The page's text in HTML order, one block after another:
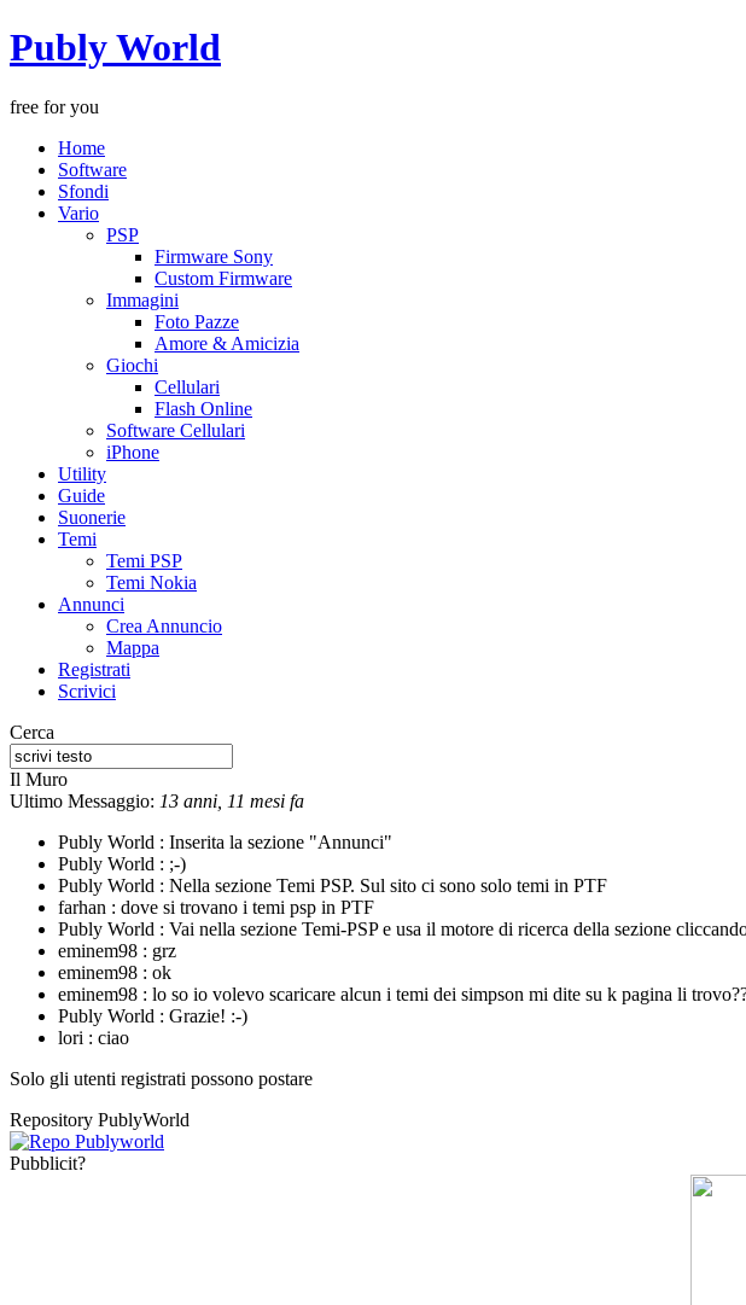
Publy World
free for you
Home
Software
Sfondi
Vario
PSP
Firmware Sony
Custom Firmware
Immagini
Foto Pazze
Amore & Amicizia
Giochi
Cellulari
Flash Online
Software Cellulari
iPhone
Utility
Guide
Suonerie
Temi
Temi PSP
Temi Nokia
Annunci
Crea Annuncio
Mappa
Registrati
Scrivici
Cerca
Il Muro
Ultimo Messaggio: 13 anni, 11 mesi fa
Publy World : Inserita la sezione "Annunci"
Publy World : ;-)
Publy World : Nella sezione Temi PSP. Sul sito ci sono solo temi in PTF
farhan : dove si trovano i temi psp in PTF
Publy World : Vai nella sezione Temi-PSP e usa il motore di ricerca della sezione
eminem98 : grz
eminem98 : ok
eminem98 : lo so io volevo scaricare alcun i temi dei simpson mi dite su k pagina li
Publy World : Grazie! :-)
lori : ciao
Solo gli utenti registrati possono postare
Repository PublyWorld
Pubblicit?